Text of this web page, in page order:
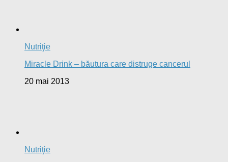
Nutriţie
Miracle Drink – băutura care distruge cancerul
20 mai 2013
Nutriţie